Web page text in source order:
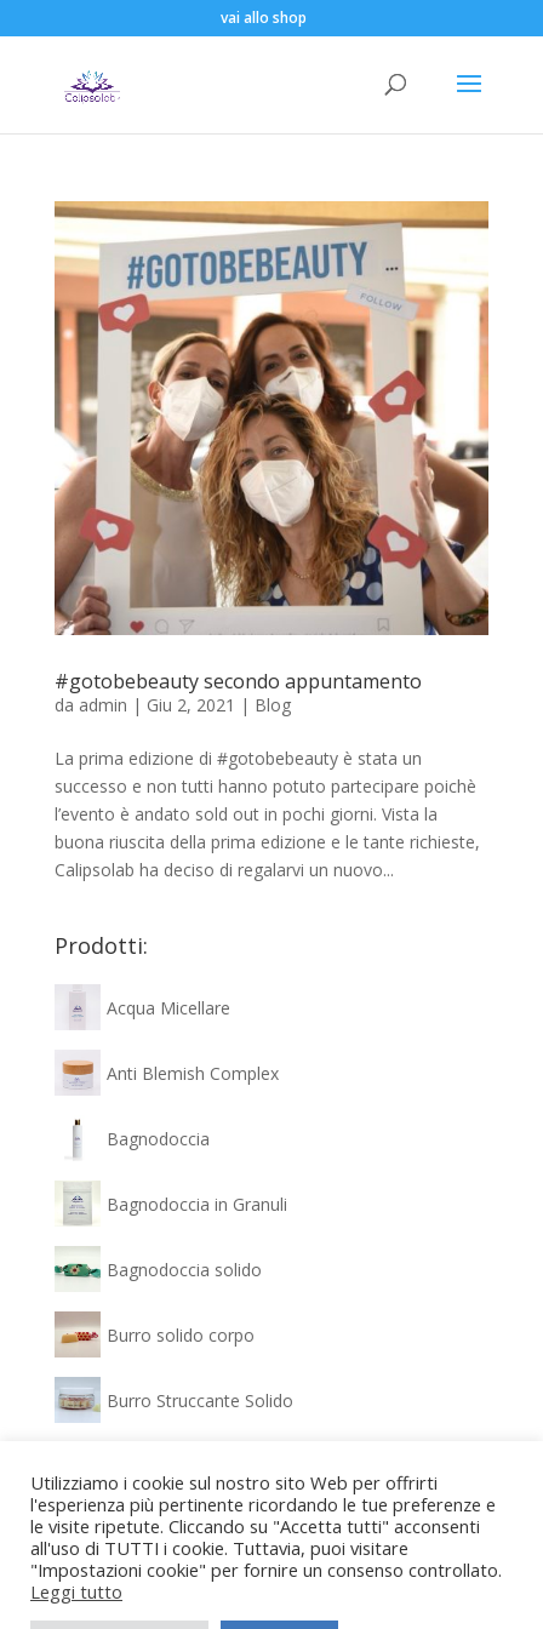
vai allo shop
#gotobebeauty secondo appuntamento
da admin | Giu 2, 2021 | Blog
La prima edizione di #gotobebeauty è stata un
successo e non tutti hanno potuto partecipare poichè
l’evento è andato sold out in pochi giorni. Vista la
buona riuscita della prima edizione e le tante richieste,
Calipsolab ha deciso di regalarvi un nuovo...
Prodotti:
Acqua Micellare
Anti Blemish Complex
Bagnodoccia
Bagnodoccia in Granuli
Bagnodoccia solido
Burro solido corpo
Burro Struccante Solido
Confezione regalo Bagnodoccia e Gel idratante
Confezione regalo Detergente viso e Crema
idratante
Utilizziamo i cookie sul nostro sito Web per offrirti
l'esperienza più pertinente ricordando le tue preferenze e
le visite ripetute. Cliccando su "Accetta tutti" acconsenti
all'uso di TUTTI i cookie. Tuttavia, puoi visitare
"Impostazioni cookie" per fornire un consenso controllato.
Leggi tutto